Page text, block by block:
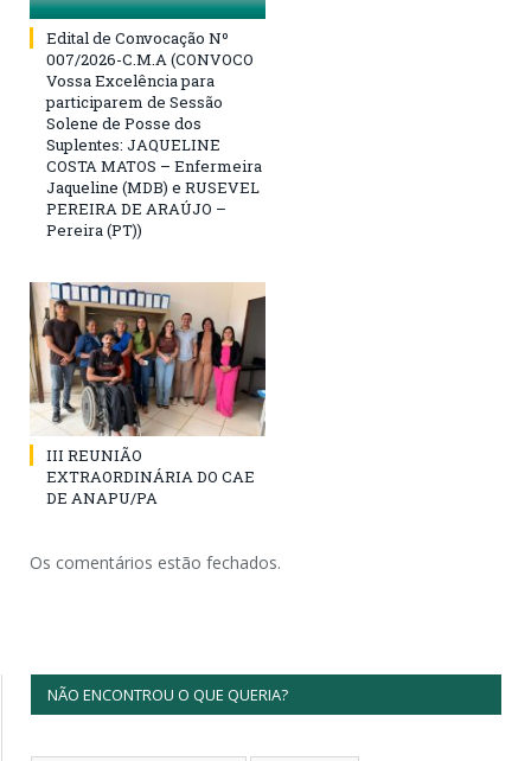
Edital de Convocação Nº
007/2026-C.M.A (CONVOCO
Vossa Excelência para
participarem de Sessão
Solene de Posse dos
Suplentes: JAQUELINE
COSTA MATOS – Enfermeira
Jaqueline (MDB) e RUSEVEL
PEREIRA DE ARAÚJO –
Pereira (PT))
III REUNIÃO
EXTRAORDINÁRIA DO CAE
DE ANAPU/PA
Os comentários estão fechados.
NÃO ENCONTROU O QUE QUERIA?